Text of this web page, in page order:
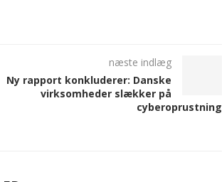
næste indlæg
Ny rapport konkluderer: Danske
virksomheder slækker på
cyberoprustning